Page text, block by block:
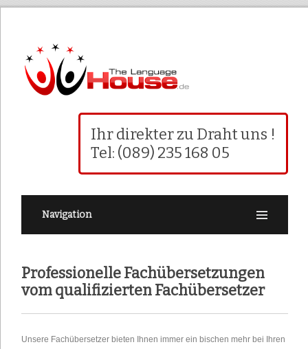
Ihr direkter zu Draht uns !
Tel: (089) 235 168 05
Navigation
Professionelle Fachübersetzungen
vom qualifizierten Fachübersetzer
Unsere Fachübersetzer bieten Ihnen immer ein bischen mehr bei Ihren